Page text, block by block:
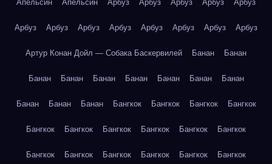
Апельсин Апельсин Арбуз Арбуз Арбуз Арбуз Арбуз
Арбуз Арбуз Арбуз Арбуз Арбуз Арбуз Арбуз Арбуз
Артур Конан Дойл — Собака Баскервилей Банан Банан
Банан Банан Банан Банан Банан Банан Банан
Банан Банан Банан Бангкок Бангкок Бангкок Бангкок
Бангкок Бангкок Бангкок Бангкок Бангкок Бангкок
Бангкок Бангкок Бангкок Бангкок Бангкок Бангкок